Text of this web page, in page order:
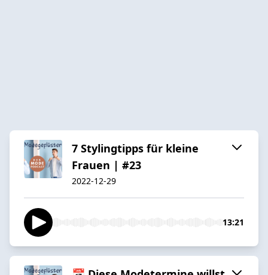
7 Stylingtipps für kleine
Frauen | #23
2022-12-29
13:21